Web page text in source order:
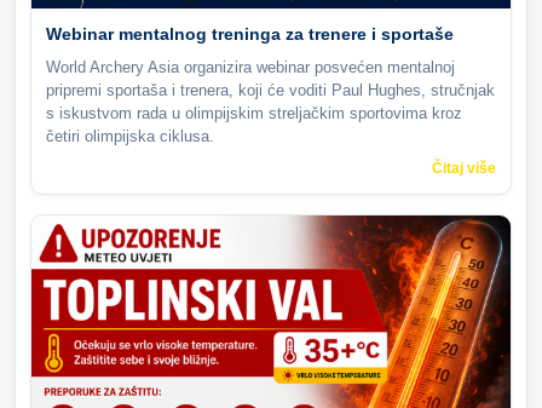
Webinar mentalnog treninga za trenere i sportaše
World Archery Asia organizira webinar posvećen mentalnoj
pripremi sportaša i trenera, koji će voditi Paul Hughes, stručnjak
s iskustvom rada u olimpijskim streljačkim sportovima kroz
četiri olimpijska ciklusa.
Čitaj više